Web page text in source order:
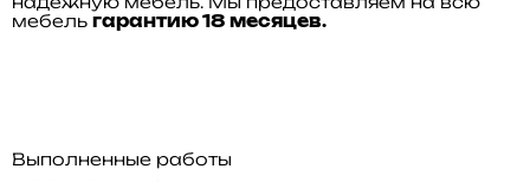
мебель гарантию 18 месяцев.
Выполненные работы